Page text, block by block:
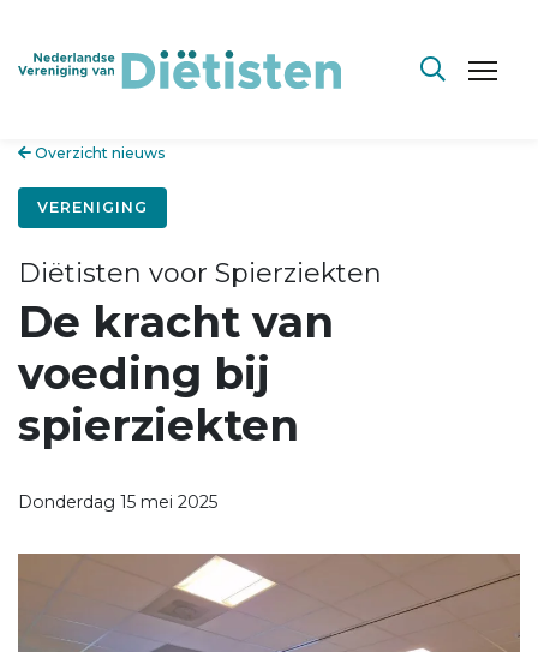
Overzicht nieuws
VERENIGING
Diëtisten voor Spierziekten
De kracht van
voeding bij
spierziekten
Donderdag 15 mei 2025